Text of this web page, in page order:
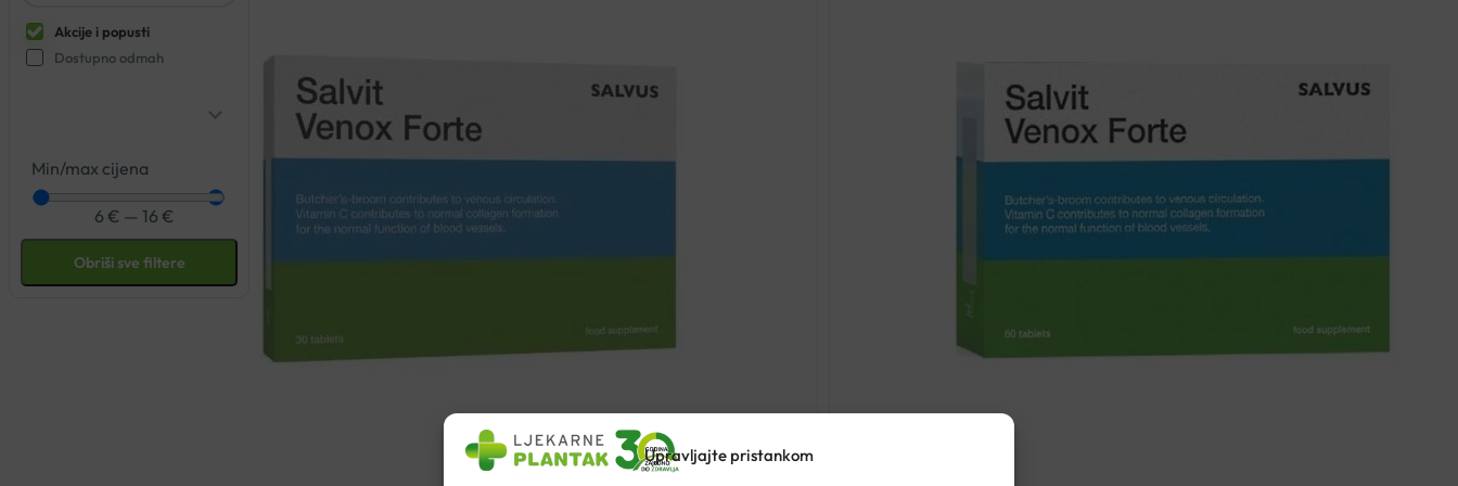
Upravljajte pristankom
Akcije i popusti
Dostupno odmah
Min/max cijena
6 € — 16 €
Obriši sve filtere